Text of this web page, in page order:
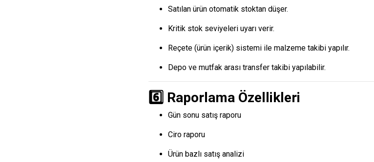
Satılan ürün otomatik stoktan düşer.
Kritik stok seviyeleri uyarı verir.
Reçete (ürün içerik) sistemi ile malzeme takibi yapılır.
Depo ve mutfak arası transfer takibi yapılabilir.
6️⃣ Raporlama Özellikleri
Gün sonu satış raporu
Ciro raporu
Ürün bazlı satış analizi